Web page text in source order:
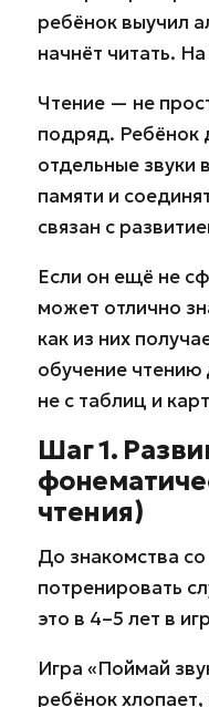
ребёнок выучил
начнёт читать.
Чтение — не
подряд. Ребёнок
отдельные звуки
памяти и
связан с
Если он ещё не
может отлично
как из них
обучение чтению
не с таблиц и
Шаг 1.
чтения)
До знакомства
потренировать
это в 4–5 лет в
Игра «Поймай
ребёнок